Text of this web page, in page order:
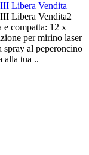
Libera Vendita
Libera Vendita2
e compatta: 12 x
per mirino laser
spray al peperoncino
alla tua ..